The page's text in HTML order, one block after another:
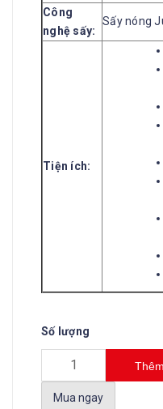
Công
nghệ sấy:
Sấy nóng
Tiện ích:
Số lượng
Mua ngay